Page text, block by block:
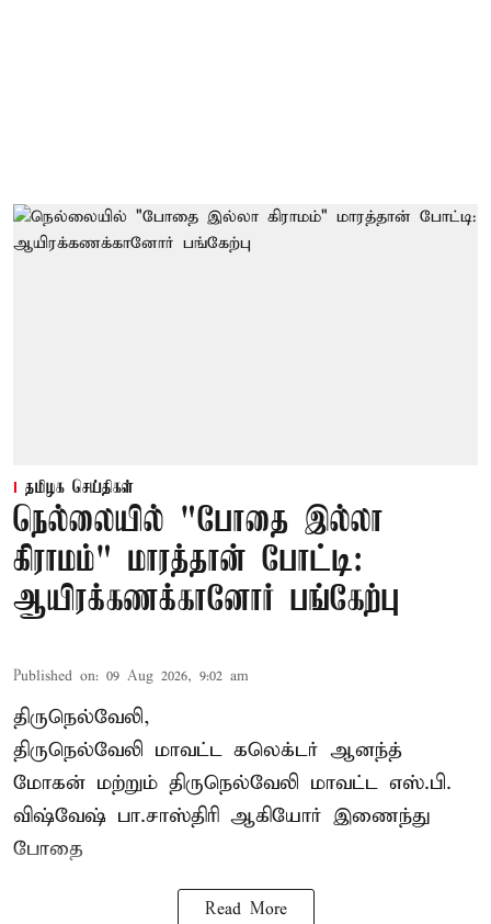
தமிழக செய்திகள்
நெல்லையில் "போதை இல்லா
கிராமம்" மாரத்தான் போட்டி:
ஆயிரக்கணக்கானோர் பங்கேற்பு
Published on: 09 Aug 2026, 9:02 am
திருநெல்வேலி,
திருநெல்வேலி மாவட்ட கலெக்டர் ஆனந்த்
மோகன் மற்றும் திருநெல்வேலி மாவட்ட எஸ்.பி.
விஷ்வேஷ் பா.சாஸ்திரி ஆகியோர் இணைந்து
போதை
Read More